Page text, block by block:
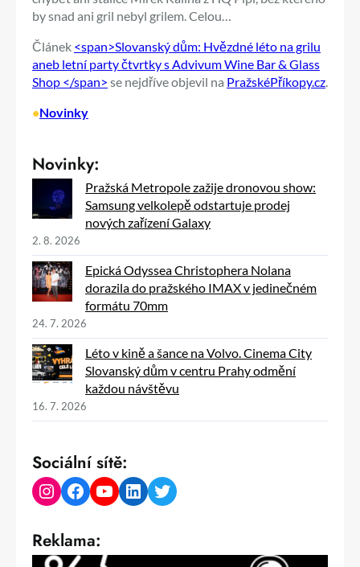
by snad ani gril nebyl grilem. Celou…
Článek <span>Slovanský dům: Hvězdné léto na grilu
aneb letní party čtvrtky s Advivum Wine Bar & Glass
Shop </span> se nejdříve objevil na PražskéPříkopy.cz.
•Novinky
Novinky:
Pražská Metropole zažije dronovou show:
Samsung velkolepě odstartuje prodej
nových zařízení Galaxy
2. 8. 2026
Epická Odyssea Christophera Nolana
dorazila do pražského IMAX v jedinečném
formátu 70mm
24. 7. 2026
Léto v kině a šance na Volvo. Cinema City
Slovanský dům v centru Prahy odmění
každou návštěvu
16. 7. 2026
Sociální sítě:
Instagram Facebook YouTube LinkedIn Twitter
Reklama: